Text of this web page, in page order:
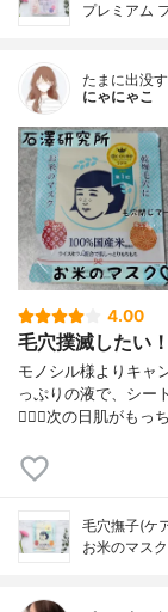
プレミアム
たまに出没
にゃにゃこ
4.00
毛穴撲滅したい！
モノシル様よりキャ
っぷりの液で、シー
🙆🏻‍♀️次の日肌がもっ
毛穴撫子(ケ
お米のマス